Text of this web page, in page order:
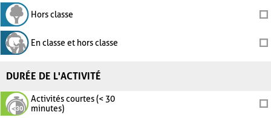
Hors classe
En classe et hors classe
DURÉE DE L'ACTIVITÉ
Activités courtes (< 30
minutes)